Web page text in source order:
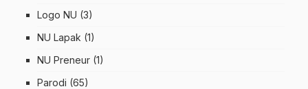
Logo NU (3)
NU Lapak (1)
NU Preneur (1)
Parodi (65)